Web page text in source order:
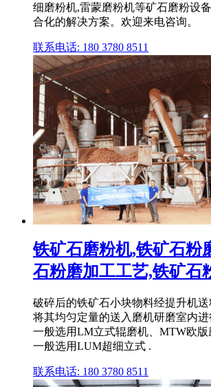
细磨粉机,雷蒙磨粉机等矿石磨粉设
合化的解决方案。欢迎来电咨询。
联系电话: 180 3780 8511
铁矿石磨粉机,铁矿石粉
石粉磨加工工艺,铁矿石
破碎后的铁矿石小块物料经提升机
将其均匀定量的送入磨机研磨室内
一般选用LM立式辊磨机、MTW欧
一般选用LUM超细立式 .
联系电话: 180 3780 8511